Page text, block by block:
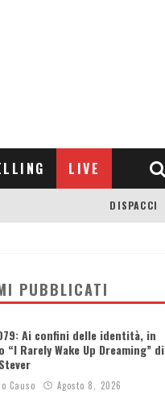
LIVE
DISPACCI
PUBBLICATI
Ai confini delle identità, in
“I Rarely Wake Up Dreaming” di
Causo Agosto 8, 2026